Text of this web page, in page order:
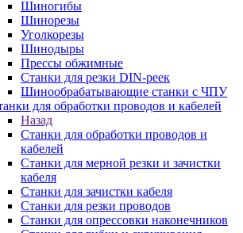
Шиногибы
Шинорезы
Уголкорезы
Шинодыры
Прессы обжимные
Станки для резки DIN-реек
Шинообрабатывающие станки с ЧПУ
для обработки проводов и кабелей
Назад
Станки для обработки проводов и
кабелей
Станки для мерной резки и зачистки
кабеля
Станки для зачистки кабеля
Станки для резки проводов
Станки для опрессовки наконечников